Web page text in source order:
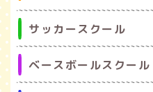
サッカースクール
ベースボールスクール